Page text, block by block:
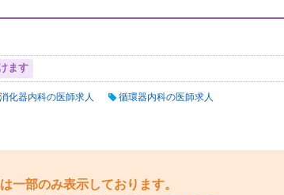
ます
消化器内科の医師求人
循環器内科の医師求人
一部のみ表示しております。